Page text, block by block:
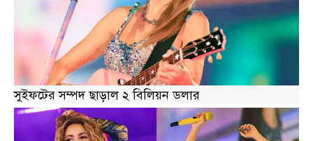
সুইফটের সম্পদ ছাড়াল ২ বিলিয়ন ডলার